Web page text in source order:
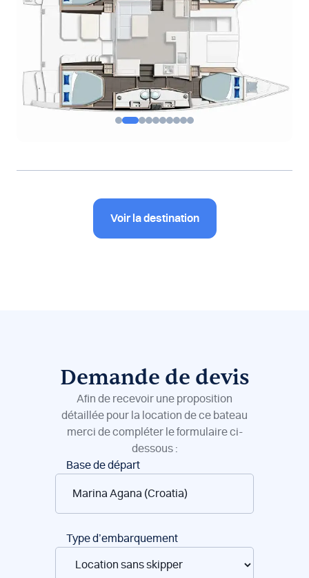
Voir la destination
Demande de devis
Afin de recevoir une proposition
détaillée pour la location de ce bateau
merci de compléter le formulaire ci-
dessous :
Réservation
bateaux
Base de départ
Type d’embarquement